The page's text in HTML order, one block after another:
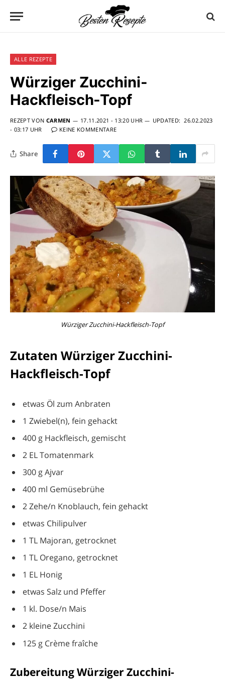
ALLE REZEPTE
Würziger Zucchini-
Hackfleisch-Topf
REZEPT VON CARMEN 17.11.2021 - 13:20 UHR UPDATED: 26.02.2023
- 03:17 UHR
KEINE KOMMENTARE
Share
Würziger Zucchini-Hackfleisch-Topf
Zutaten Würziger Zucchini-
Hackfleisch-Topf
etwas Öl zum Anbraten
1 Zwiebel(n), fein gehackt
400 g Hackfleisch, gemischt
2 EL Tomatenmark
300 g Ajvar
400 ml Gemüsebrühe
2 Zehe/n Knoblauch, fein gehackt
etwas Chilipulver
1 TL Majoran, getrocknet
1 TL Oregano, getrocknet
1 EL Honig
etwas Salz und Pfeffer
1 kl. Dose/n Mais
2 kleine Zucchini
125 g Crème fraîche
Zubereitung Würziger Zucchini-